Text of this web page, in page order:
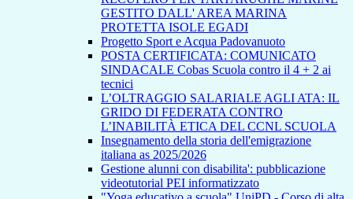
GESTITO DALL' AREA MARINA
PROTETTA ISOLE EGADI
Progetto Sport e Acqua Padovanuoto
POSTA CERTIFICATA: COMUNICATO
SINDACALE Cobas Scuola contro il 4 + 2 ai
tecnici
L’OLTRAGGIO SALARIALE AGLI ATA: IL
GRIDO DI FEDERATA CONTRO
L’INABILITÀ ETICA DEL CCNL SCUOLA
Insegnamento della storia dell'emigrazione
italiana as 2025/2026
Gestione alunni con disabilita': pubblicazione
videotutorial PEI informatizzato